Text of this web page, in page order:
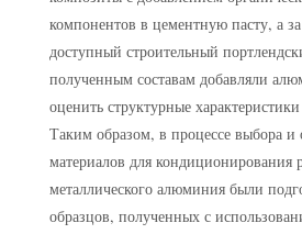
компонентов в цементную пасту, а
доступный строительный
полученным составам добавляли
оценить структурные
Таким образом, в процессе выбора
материалов для кондиционирования
металлического алюминия были
образцов, полученных с